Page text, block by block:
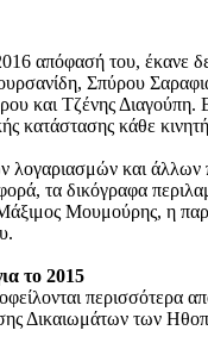
απόφασή του, έκανε
Σπύρου
Τζένης Διαγούπη.
κάθε
και άλλων
τα δικόγραφα
Μουμούρης, η
το 2015
περισσότερα
Δικαιωμάτων των